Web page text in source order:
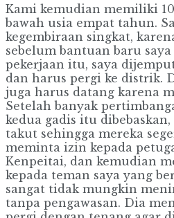
Kami kemudian memiliki
bawah usia empat tahun.
kegembiraan singkat,
sebelum bantuan baru
pekerjaan itu, saya
dan harus pergi ke distrik.
juga harus datang karena
Setelah banyak
kedua gadis itu
takut sehingga mereka
meminta izin kepada
Kenpeitai, dan kemudian
kepada teman saya yang
sangat tidak mungkin
tanpa pengawasan. Dia